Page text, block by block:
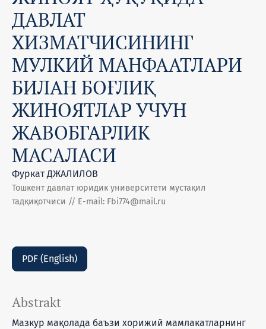
ДАВЛАТ
ХИЗМАТЧИСИНИНГ
МУЛКИЙ МАНФААТЛАРИ
БИЛАН БОҒЛИҚ
ЖИНОЯТЛАР УЧУН
ЖАВОБГАРЛИК
МАСАЛАСИ
Фуркат ДЖАЛИЛОВ
Тошкент давлат юридик университети мустақил
тадқиқотчиси // E-mail: Fbi774@mail.ru
PDF (English)
Abstrakt
Мазкур мақолада баъзи хорижий мамлакатларнинг